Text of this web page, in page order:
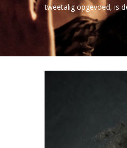
tweetalig opgevoed, is